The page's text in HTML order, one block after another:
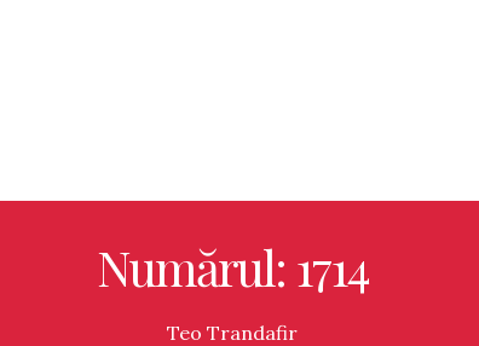
Numărul: 1714
Teo Trandafir